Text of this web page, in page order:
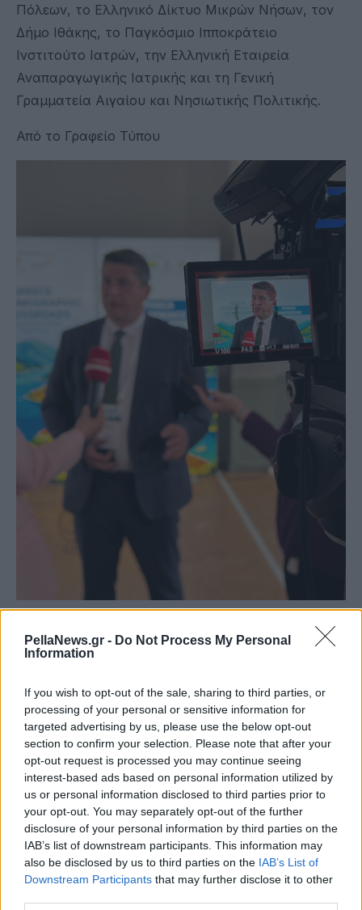
PellaNews.gr - Do Not Process My Personal
Information
If you wish to opt-out of the sale, sharing to third parties, or
processing of your personal or sensitive information for
targeted advertising by us, please use the below opt-out
section to confirm your selection. Please note that after your
opt-out request is processed you may continue seeing
interest-based ads based on personal information utilized by
us or personal information disclosed to third parties prior to
your opt-out. You may separately opt-out of the further
disclosure of your personal information by third parties on the
IAB’s list of downstream participants. This information may
also be disclosed by us to third parties on the IAB’s List of
Downstream Participants that may further disclose it to other
Πόλεων, το Ελληνικό Δίκτυο Μικρών Νήσων, τον
Δήμο Ιθάκης, το Παγκόσμιο Ιπποκράτειο
Ινστιτούτο Ιατρών, την Ελληνική Εταιρεία
Αναπαραγωγικής Ιατρικής και τη Γενική
Γραμματεία Αιγαίου και Νησιωτικής Πολιτικής.
Από το Γραφείο Τύπου